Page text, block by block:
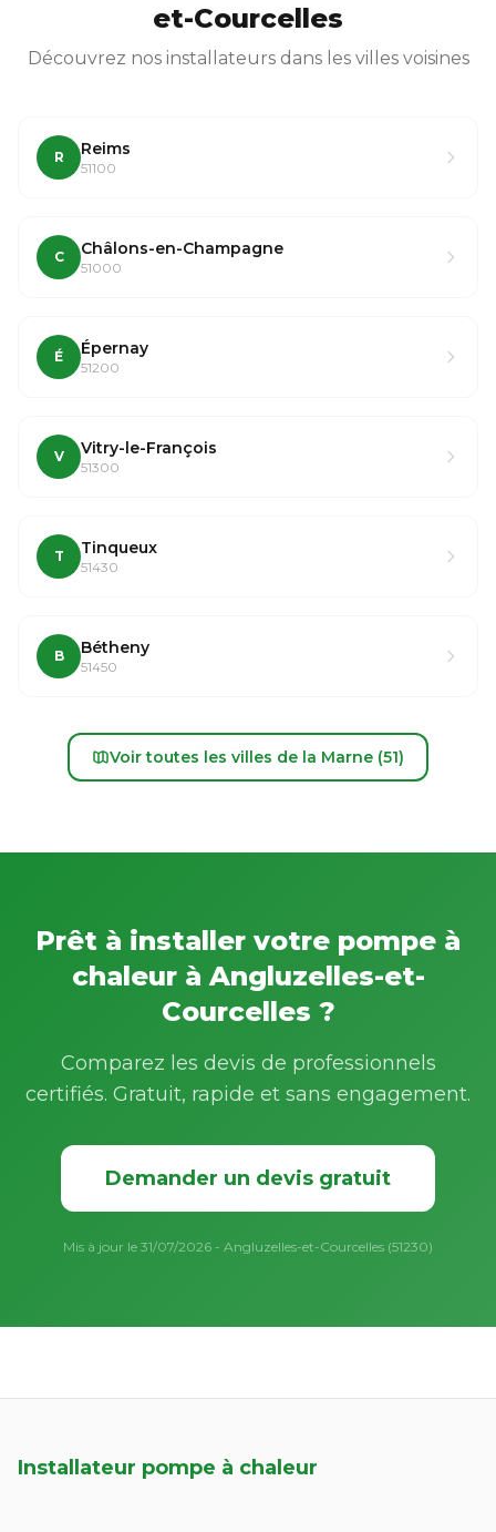
et-Courcelles
Découvrez nos installateurs dans les villes voisines
R Reims
51100
C Châlons-en-Champagne
51000
É Épernay
51200
V Vitry-le-François
51300
T Tinqueux
51430
B Bétheny
51450
Voir toutes les villes de la Marne (51)
Prêt à installer votre pompe à
chaleur à Angluzelles-et-
Courcelles ?
Comparez les devis de professionnels
certifiés. Gratuit, rapide et sans engagement.
Demander un devis gratuit
Mis à jour le 31/07/2026 - Angluzelles-et-Courcelles (51230)
Installateur pompe à chaleur